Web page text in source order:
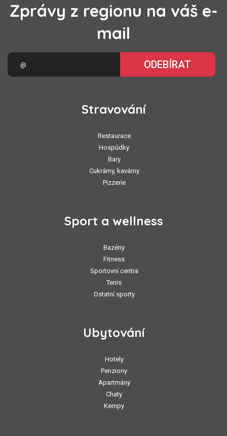
Zprávy z regionu na váš e-
mail
ODEBÍRAT
Stravování
Restaurace
Hospůdky
Bary
Cukrárny, kavárny
Pizzerie
Sport a wellness
Bazény
Fitness
Sportovní centra
Tenis
Ostatní sporty
Ubytování
Hotely
Penziony
Apartmány
Chaty
Kempy